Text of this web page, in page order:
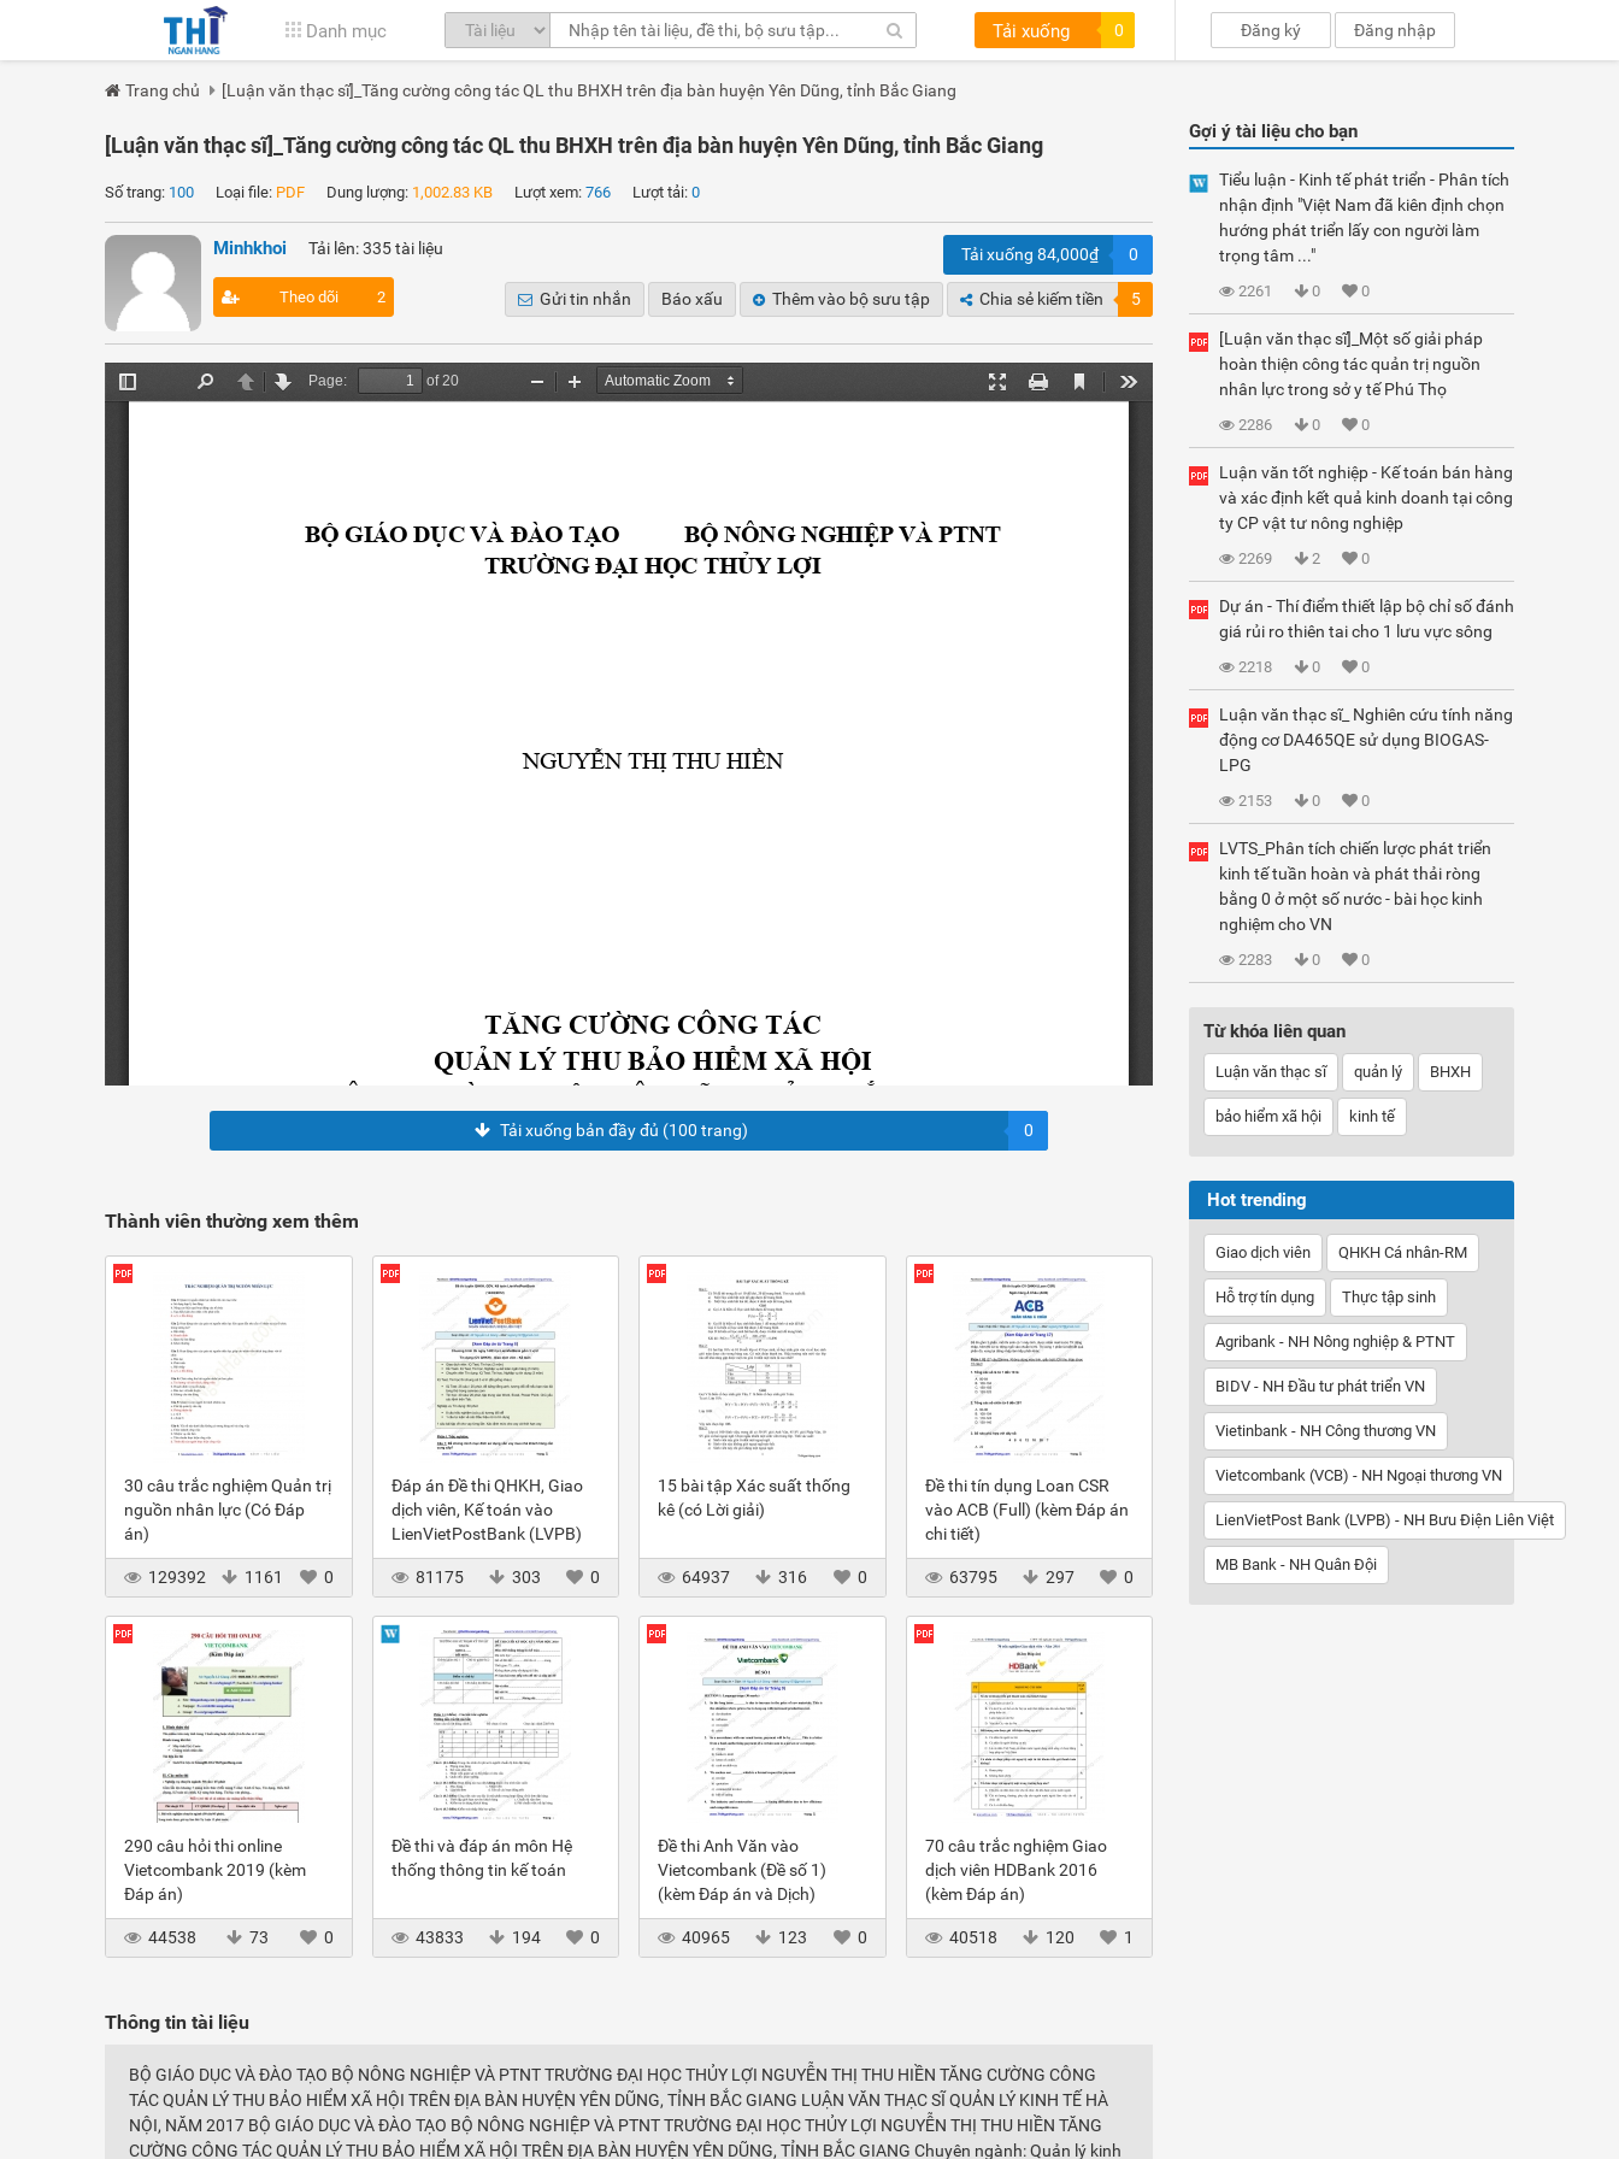
Danh mục Tải xuống 0 Đăng ký Đăng nhập
Trang chủ [Luận văn thạc sĩ]_Tăng cường công tác QL thu BHXH trên địa bàn huyện Yên Dũng, tỉnh Bắc Giang
[Luận văn thạc sĩ]_Tăng cường công tác QL thu BHXH trên địa bàn huyện Yên Dũng, tỉnh Bắc Giang
Số trang: 100 Loại file: PDF Dung lượng: 1,002.83 KB Lượt xem: 766 Lượt tải: 0
Minhkhoi Tải lên: 335 tài liệu
Theo dõi 2
Tải xuống 84,000₫ 0
Gửi tin nhắn Báo xấu Thêm vào bộ sưu tập Chia sẻ kiếm tiền 5
Tải xuống bản đầy đủ (100 trang) 0
Thành viên thường xem thêm
30 câu trắc nghiệm Quản trị
nguồn nhân lực (Có Đáp
án)
129392 1161 0
Đáp án Đề thi QHKH, Giao
dịch viên, Kế toán vào
LienVietPostBank (LVPB)
2012
81175
303 0
15 bài tập Xác suất thống
kê (có Lời giải)
64937 316 0
Đề thi tín dụng Loan CSR
vào ACB (Full) (kèm Đáp án
chi tiết)
63795 297 0
290 câu hỏi thi online
Vietcombank 2019 (kèm
Đáp án)
44538 73 0
Đề thi và đáp án môn Hệ
thống thông tin kế toán
43833 194 0
Đề thi Anh Văn vào
Vietcombank (Đề số 1)
(kèm Đáp án và Dịch)
40965 123 0
70 câu trắc nghiệm Giao
dịch viên HDBank 2016
(kèm Đáp án)
40518 120 1
Thông tin tài liệu
BỘ GIÁO DỤC VÀ ĐÀO TẠO BỘ NÔNG NGHIỆP VÀ PTNT TRƯỜNG ĐẠI HỌC THỦY LỢI NGUYỄN THỊ THU HIỀN TĂNG CƯỜNG CÔNG
TÁC QUẢN LÝ THU BẢO HIỂM XÃ HỘI TRÊN ĐỊA BÀN HUYỆN YÊN DŨNG, TỈNH BẮC GIANG LUẬN VĂN THẠC SĨ QUẢN LÝ KINH TẾ HÀ
NỘI, NĂM 2017 BỘ GIÁO DỤC VÀ ĐÀO TẠO BỘ NÔNG NGHIỆP VÀ PTNT TRƯỜNG ĐẠI HỌC THỦY LỢI NGUYỄN THỊ THU HIỀN TĂNG
CƯỜNG CÔNG TÁC QUẢN LÝ THU BẢO HIỂM XÃ HỘI TRÊN ĐỊA BÀN HUYỆN YÊN DŨNG, TỈNH BẮC GIANG Chuyên ngành: Quản lý kinh
Gợi ý tài liệu cho bạn
Tiểu luận - Kinh tế phát triển - Phân tích
nhận định "Việt Nam đã kiên định chọn
hướng phát triển lấy con người làm
trọng tâm ..."
2261 0 0
[Luận văn thạc sĩ]_Một số giải pháp
hoàn thiện công tác quản trị nguồn
nhân lực trong sở y tế Phú Thọ
2286 0 0
Luận văn tốt nghiệp - Kế toán bán hàng
và xác định kết quả kinh doanh tại công
ty CP vật tư nông nghiệp
2269 2 0
Dự án - Thí điểm thiết lập bộ chỉ số đánh
giá rủi ro thiên tai cho 1 lưu vực sông
2218 0 0
Luận văn thạc sĩ_ Nghiên cứu tính năng
động cơ DA465QE sử dụng BIOGAS-
LPG
2153 0 0
LVTS_Phân tích chiến lược phát triển
kinh tế tuần hoàn và phát thải ròng
bằng 0 ở một số nước - bài học kinh
nghiệm cho VN
2283 0 0
Từ khóa liên quan
Luận văn thạc sĩ quản lý BHXH
bảo hiểm xã hội kinh tế
Hot trending
Giao dịch viên QHKH Cá nhân-RM
Hỗ trợ tín dụng Thực tập sinh
Agribank - NH Nông nghiệp & PTNT
BIDV - NH Đầu tư phát triển VN
Vietinbank - NH Công thương VN
Vietcombank (VCB) - NH Ngoại thương VN
LienVietPost Bank (LVPB) - NH Bưu Điện Liên Việt
MB Bank - NH Quân Đội